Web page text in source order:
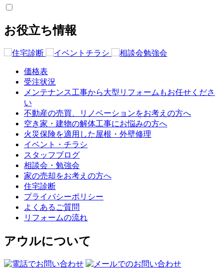
お役立ち情報
価格表
受注状況
メンテナンス工事から大型リフォームもお任せくださ
い
不動産の売買、リノベーションをお考えの方へ
空き家・建物の解体工事にお悩みの方へ
火災保険を適用した屋根・外壁修理
イベント・チラシ
スタッフブログ
相談会・勉強会
家の売却をお考えの方へ
住宅診断
プライバシーポリシー
よくあるご質問
リフォームの流れ
アウルについて